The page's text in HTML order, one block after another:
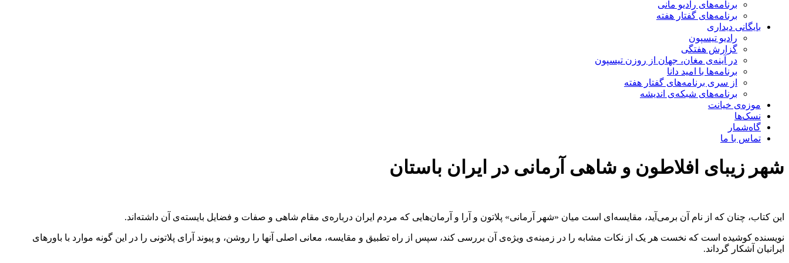
برنامه‌های راديو مانی
برنامه‌های گفتار هفته
بایگانی ديداری
رادیو تیسپون
گزارش هفتگی
در آینه‌ی مغان، جهان از روزن تیسپون
برنامه‌ها با امید دانا
از سری برنامه‌های گفتار هفته
برنامه‌های شبکه‌ی اندیشه
موزه‌ی خیانت
نسک‌ها
گاه‌شمار
تماس با ما
شهر زیبای افلاطون و شاهی آرمانی در ایران باستان
این کتاب، چنان که از نام آن برمی‌آید، مقایسه‌ای‌ است میان «شهر آرمانی» پلاتون و آرا و آرمان‌هایی که مردم ایران درباره‌‌ی مقام شاهی و صفات و فضایل بایسته‌ی آن داشته‌اند.
نویسنده کوشیده است که نخست هر یک از نکات مشابه را در زمینه‌ی ویژه‌ی آن بررسی کند، سپس از راه تطبیق و مقایسه، معانی اصلی آنها را روشن، و پیوند آرای پلاتونی را در این گونه موارد با باورهای
ایرانیان آشکار گرداند.